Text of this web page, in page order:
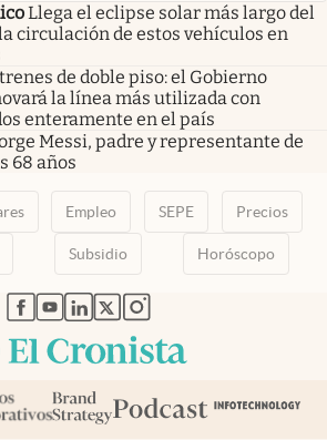
Llega el eclipse solar más largo del
circulación de estos vehículos en
de doble piso: el Gobierno
la línea más utilizada con
enteramente en el país
Messi, padre y representante de
68 años
Empleo SEPE Precios
Subsidio Horóscopo
abre en nueva pestaña
abre en nueva pestaña
abre en nueva pestaña
abre en nueva pestaña
abre en nueva pestaña